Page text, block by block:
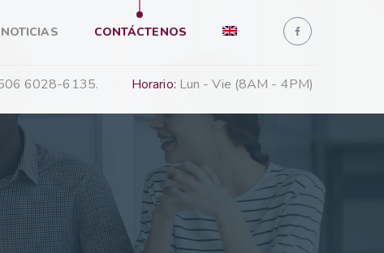
NOTICIAS CONTÁCTENOS
6028-6135. Horario: Lun - Vie (8AM - 4PM)